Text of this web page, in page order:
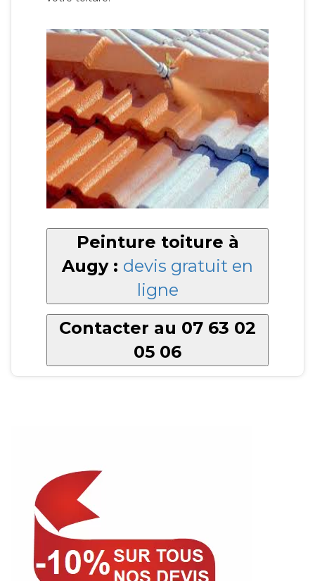
Peinture toiture à
Augy : devis gratuit en
ligne
Contacter au 07 63 02
05 06